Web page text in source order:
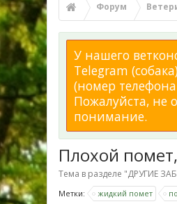
Форум
У нашего
Telegram
(номер
Пожалуйста, не
понимание.
Плохой
Тема в разделе "ДРУГИЕ
Метки: жидкий помет